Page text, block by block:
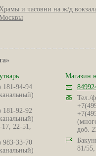
Храмы и часовни на ж/д
181-94-94
181-92-92
22-51,
983-33-70
Магазин
Тел./
доб.
81/55,